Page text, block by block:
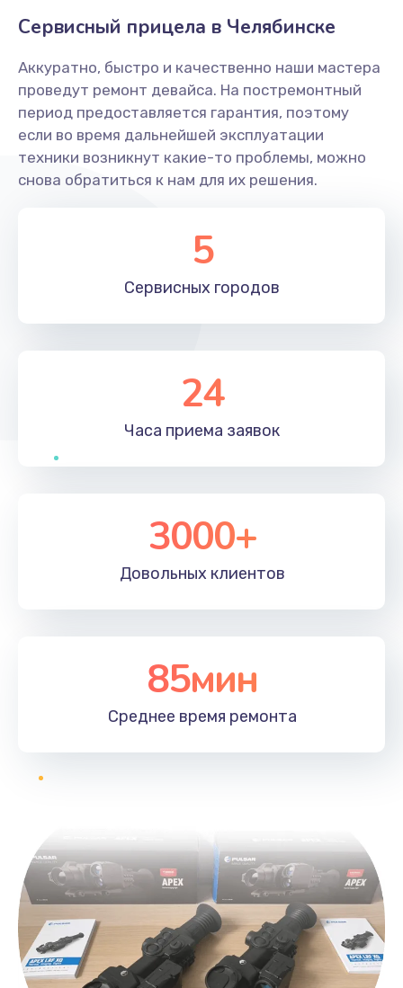
Сервисный прицела в Челябинске
Аккуратно, быстро и качественно наши мастера
проведут ремонт девайса. На постремонтный
период предоставляется гарантия, поэтому
если во время дальнейшей эксплуатации
техники возникнут какие-то проблемы, можно
снова обратиться к нам для их решения.
5
Сервисных городов
24
Часа приема заявок
3000+
Довольных клиентов
85мин
Среднее время ремонта